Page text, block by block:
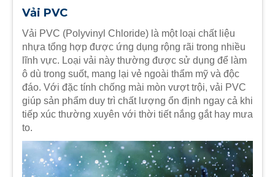
Vải PVC
Vải PVC (Polyvinyl Chloride) là một loại chất liệu
nhựa tổng hợp được ứng dụng rộng rãi trong nhiều
lĩnh vực. Loại vải này thường được sử dụng để làm
ô dù trong suốt, mang lại vẻ ngoài thẩm mỹ và độc
đáo. Với đặc tính chống mài mòn vượt trội, vải PVC
giúp sản phẩm duy trì chất lượng ổn định ngay cả khi
tiếp xúc thường xuyên với thời tiết nắng gắt hay mưa
to.